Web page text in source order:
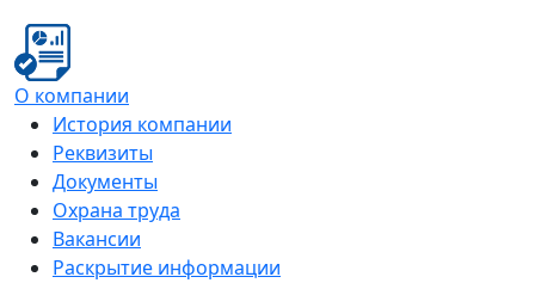
О компании
История компании
Реквизиты
Документы
Охрана труда
Вакансии
Раскрытие информации